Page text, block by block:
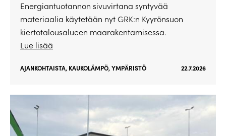
Energiantuotannon sivuvirtana syntyvää
materiaalia käytetään nyt GRK:n Kyyrönsuon
kiertotalousalueen maarakentamisessa.
Lue lisää
AJANKOHTAISTA, KAUKOLÄMPÖ,YMPÄRISTÖ 22.7.2026